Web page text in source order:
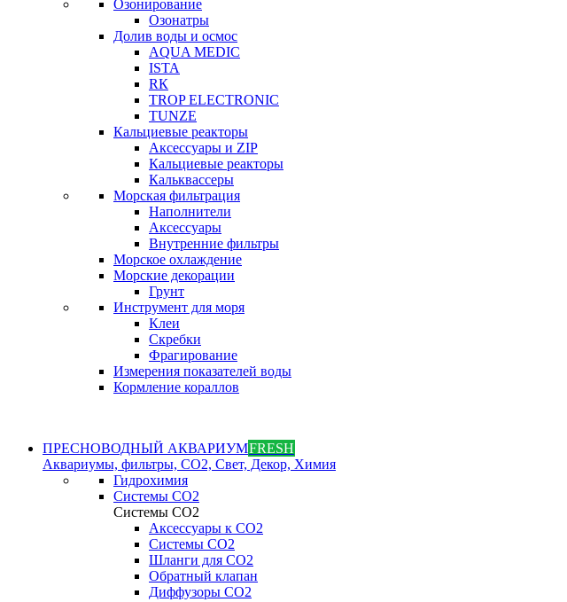
Озонирование
Озонатры
Долив воды и осмос
AQUA MEDIC
ISTA
RК
TROP ELECTRONIC
TUNZE
Кальциевые реакторы
Аксессуары и ZIP
Кальциевые реакторы
Кальквассеры
Морская фильтрация
Наполнители
Аксессуары
Внутренние фильтры
Морское охлаждение
Морские декорации
Грунт
Инструмент для моря
Клеи
Скребки
Фрагирование
Измерения показателей воды
Кормление кораллов
ПРЕСНОВОДНЫЙ АКВАРИУМFRESH
Аквариумы, фильтры, СО2, Свет, Декор, Химия
Гидрохимия
Системы СО2
Системы СО2
Аксессуары к СО2
Системы СО2
Шланги для CO2
Обратный клапан
Диффузоры СO2